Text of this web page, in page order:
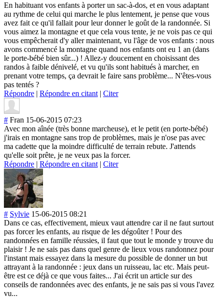
En habituant vos enfants à porter un sac-à-dos, et en vous adaptant
au rythme de celui qui marche le plus lentement, je pense que vous
avez fait ce qu'il fallait pour leur donner le goût de la randonnée. Si
vous aimez la montagne et que cela vous tente, je ne vois pas ce qui
vous empêcherait d'y aller maintenant, vu l'âge de vos enfants : nous
avons commencé la montagne quand nos enfants ont eu 1 an (dans
le porte-bébé bien sûr...) ! Allez-y doucement en choisissant des
randos à faible dénivelé, et vu qu'ils sont habitués à marcher, en
prenant votre temps, ça devrait le faire sans problème... N'êtes-vous
pas tentés ?
Répondre | Répondre en citant | Citer
# Fran 15-06-2015 07:23
Avec mon aînée (très bonne marcheuse), et le petit (en porte-bébé)
j'irais en montagne sans trop de problèmes, mais je n'ose pas avec
ma cadette que la moindre difficulté de terrain rebute. J'attends
qu'elle soit prête, je ne veux pas la forcer.
Répondre | Répondre en citant | Citer
# Sylvie 15-06-2015 08:21
Dans ce cas, effectivement, mieux vaut attendre car il ne faut surtout
pas forcer les enfants, au risque de les dégoûter ! Pour des
randonnées en famille réussies, il faut que tout le monde y trouve du
plaisir ! Je ne sais pas dans quel genre de lieux vous randonnez pour
l'instant mais essayez dans la mesure du possible de donner un but
attrayant à la randonnée : jeux dans un ruisseau, lac etc. Mais peut-
être est ce déjà ce que vous faites... J'ai écrit un article sur des
conseils de randonnées avec des enfants, je ne sais pas si vous l'avez
vu...